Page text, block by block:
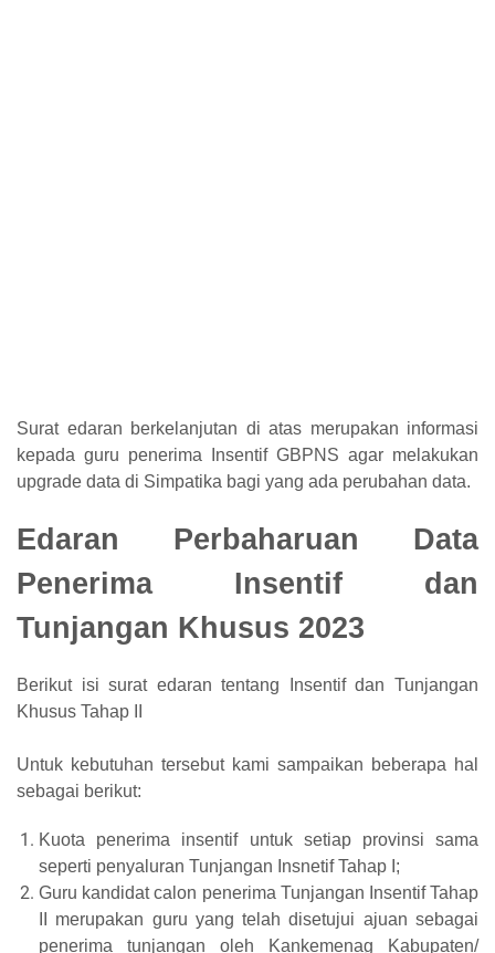
Surat edaran berkelanjutan di atas merupakan informasi
kepada guru penerima Insentif GBPNS agar melakukan
upgrade data di Simpatika bagi yang ada perubahan data.
Edaran Perbaharuan Data
Penerima Insentif dan
Tunjangan Khusus 2023
Berikut isi surat edaran tentang Insentif dan Tunjangan
Khusus Tahap II
Untuk kebutuhan tersebut kami sampaikan beberapa hal
sebagai berikut:
Kuota penerima insentif untuk setiap provinsi sama
seperti penyaluran Tunjangan Insnetif Tahap I;
Guru kandidat calon penerima Tunjangan Insentif Tahap
II merupakan guru yang telah disetujui ajuan sebagai
penerima tunjangan oleh Kankemenag
Kabupaten/